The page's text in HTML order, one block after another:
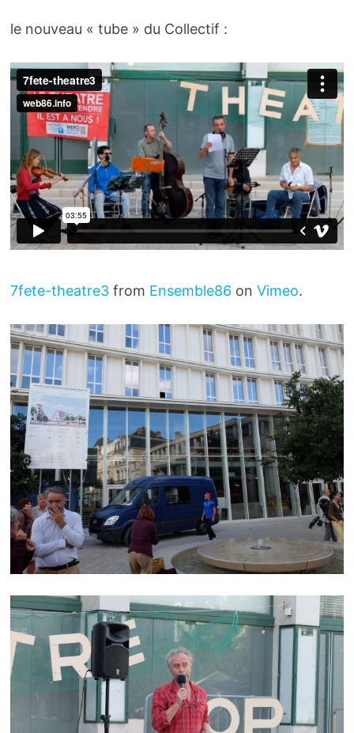
le nouveau « tube » du Collectif :
7fete-theatre3from Ensemble86 on Vimeo.